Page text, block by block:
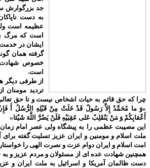
جد بزرگوارش
به دست
عظیمه است
است که مرگ
ایشان در خدمت
گرفته همان
خصوص شهادت
است.
از طرفی دیگر
تردید مومنان
چرا که حق قائم به حیات اشخاص نیست و تا حق
«وَ ما مُحَمَّدٌ إِلاَّ رَسُولٌ قَدْ خَلَتْ مِنْ قَبْلِهِ الرُّسُلُ أَ
أَعْقابِكُمْ وَ مَنْ يَنْقَلِبْ عَلى‌ عَقِبَيْهِ فَلَنْ يَضُرَّ اللَّهَ شَيْئا»
این مصیبت عظمی را به پیشگاه ولی عصر امام
ملت اسلام و مومنین و ایران عزیز تسلیت گفته
امت اسلام و ایران دوام عزت و نصرت الهی را
همچنین شهادت عده ای از مسئولان و مردم عزیز و به
دست ظالمان آمریکا و اسرائیل به ملت ایران و